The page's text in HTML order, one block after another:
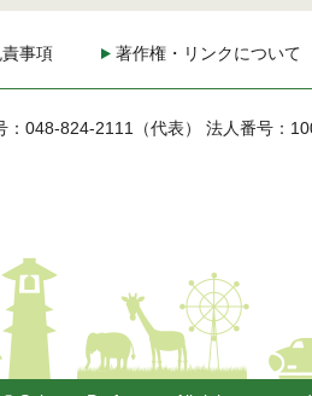
事項 著作権・リンクについて
：048-824-2111（代表） 法人番号：